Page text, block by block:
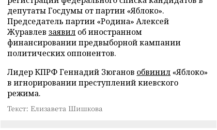
депутаты Госдумы от партии «Яблоко».
Председатель партии «Родина» Алексей
Журавлев заявил об иностранном
финансировании предвыборной кампании
политических оппонентов.
Лидер КПРФ Геннадий Зюганов обвинил «Яблоко»
в игнорировании преступлений киевского
режима.
Текст: Елизавета Шишкова